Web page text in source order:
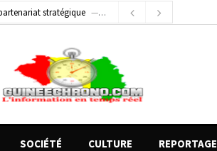
Conscience nationale : Dr Sékou Koureissy Condé appelle au renforcement des valeurs républicaines
1 jour ago
SOCIÉTÉ CULTURE REPORTAGE